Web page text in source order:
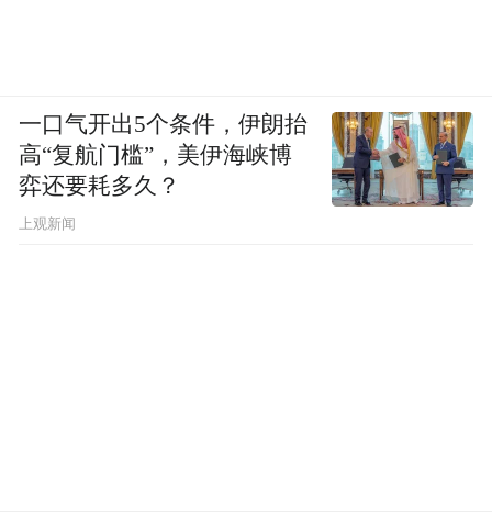
一口气开出5个条件，伊朗抬
高“复航门槛”，美伊海峡博
弈还要耗多久？
上观新闻